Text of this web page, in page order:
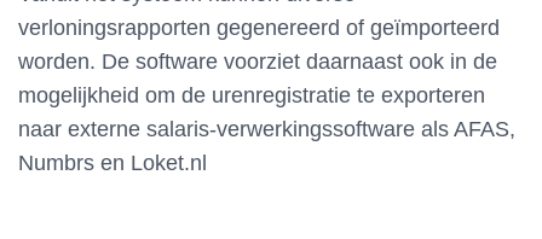
verloningsrapporten gegenereerd of geïmporteerd
worden. De software voorziet daarnaast ook in de
mogelijkheid om de urenregistratie te exporteren
naar externe salaris-verwerkingssoftware als AFAS,
Numbrs en Loket.nl